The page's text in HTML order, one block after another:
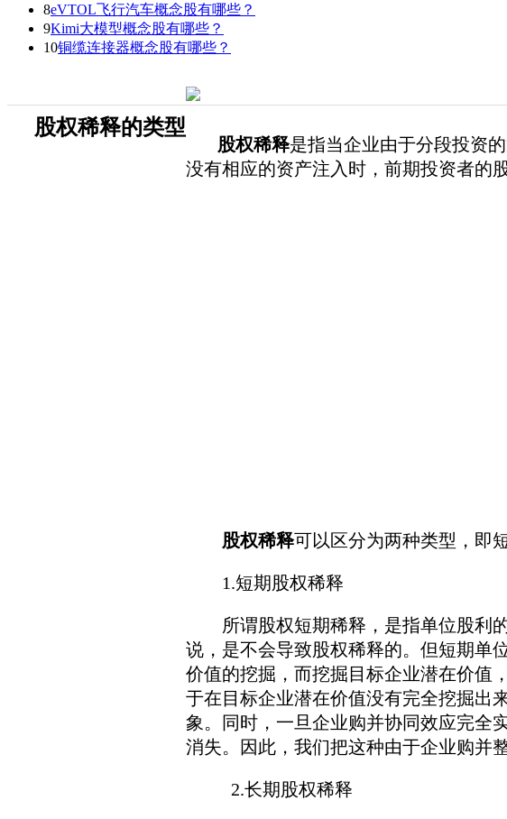
8eVTOL飞行汽车概念股有哪些？
9Kimi大模型概念股有哪些？
10铜缆连接器概念股有哪些？
股权稀释的类型
股权稀释是指当企业由于分段投资
没有相应的资产注入时，前期投资者的
股权稀释可以区分为两种类型，即
1.短期股权稀释
所谓股权短期稀释，是指单位股利的
说，是不会导致股权稀释的。但短期单
价值的挖掘，而挖掘目标企业潜在价值
于在目标企业潜在价值没有完全挖掘出
象。同时，一旦企业购并协同效应完全
消失。因此，我们把这种由于企业购并
2.长期股权稀释